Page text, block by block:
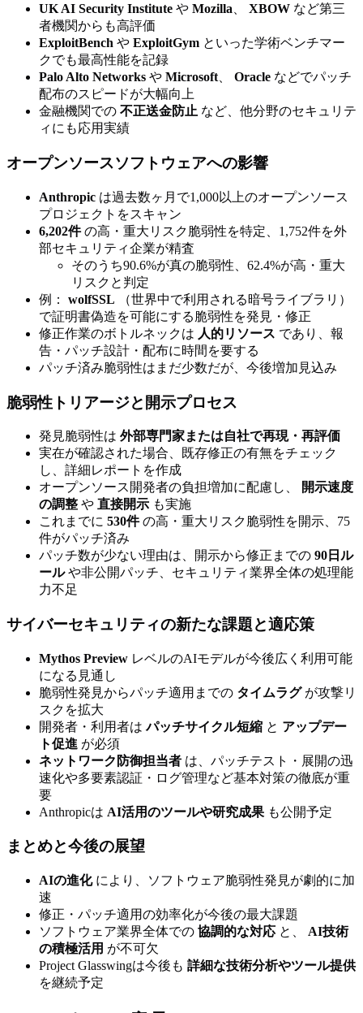
UK AI Security Institute や Mozilla XBOW など第三
者機関からも高評価
ExploitBench や ExploitGym といった学術ベンチマー
クでも最高性能を記録
Palo Alto Networks や Microsoft Oracle などでパッチ
配布のスピードが大幅向上
金融機関での 不正送金防止 など、他分野のセキュリテ
ィにも応用実績
オープンソースソフトウェアへの影響
Anthropic は過去数ヶ月で1,000以上のオープンソース
プロジェクトをスキャン
6,202件の高・重大リスク脆弱性を特定、1,752件を外
部セキュリティ企業が精査
そのうち90.6%が真の脆弱性、62.4%が高・重大
リスクと判定
例： wolfSSL （世界中で利用される暗号ライブラリ）
で証明書偽造を可能にする脆弱性を発見・修正
修正作業のボトルネックは 人的リソース であり、報
告・パッチ設計・配布に時間を要する
パッチ済み脆弱性はまだ少数だが、今後増加見込み
脆弱性トリアージと開示プロセス
発見脆弱性は 外部専門家または自社で再現・再評価
実在が確認された場合、既存修正の有無をチェック
し、詳細レポートを作成
オープンソース開発者の負担増加に配慮し、
開示速度
の調整 や 直接開示 も実施
これまでに 530件の高・重大リスク脆弱性を開示、75
件がパッチ済み
パッチ数が少ない理由は、開示から修正までの 90日ル
ールや非公開パッチ、セキュリティ業界全体の処理能
力不足
サイバーセキュリティの新たな課題と適応策
Mythos Preview レベルのAIモデルが今後広く利用可能
になる見通し
脆弱性発見からパッチ適用までの タイムラグが攻撃リ
スクを拡大
開発者・利用者はパッチサイクル短縮 と アップデー
ト促進 が必須
ネットワーク防御担当者 は、パッチテスト・展開の迅
速化や多要素認証・ログ管理など基本対策の徹底が重
要
Anthropicは AI活用のツールや研究成果 も公開予定
まとめと今後の展望
AIの進化により、ソフトウェア脆弱性発見が劇的に加
速
修正・パッチ適用の効率化が今後の最大課題
ソフトウェア業界全体での 協調的な対応 と、 AI技術
の積極活用 が不可欠
Project Glasswingは今後も 詳細な技術分析やツール提供
を継続予定